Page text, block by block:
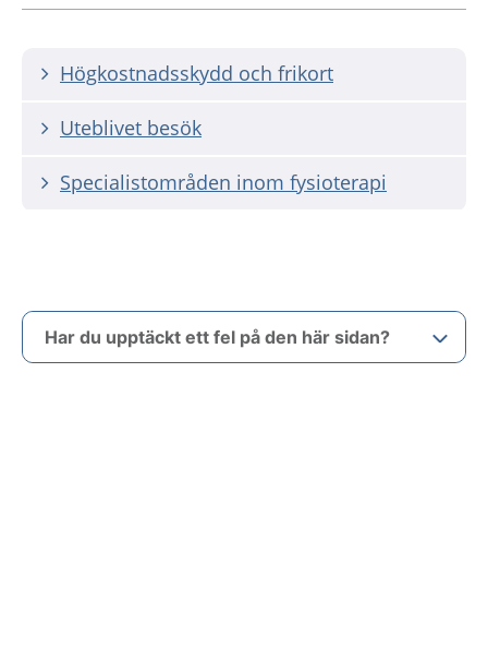
Högkostnadsskydd och frikort
Uteblivet besök
Specialistområden inom fysioterapi
Har du upptäckt ett fel på den här sidan?